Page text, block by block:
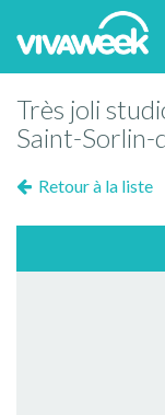
Très joli
Saint-Sorlin-
Retour à la liste